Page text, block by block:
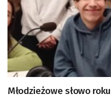
Młodzieżowe słowo roku